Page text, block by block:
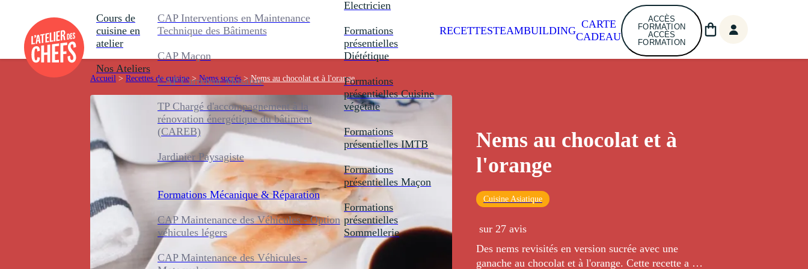
Cours de
cuisine en
atelier
Nos Ateliers
CAP Interventions en Maintenance
Technique des Bâtiments
CAP Maçon
CAP Carreleur Mosaïste
TP Chargé d'accompagnement à la
rénovation énergétique du bâtiment
(CAREB)
Jardinier Paysagiste
Formations Mécanique & Réparation
CAP Maintenance des Véhicules - Option
véhicules légers
CAP Maintenance des Véhicules -
Electricien
Formations
présentielles
Diététique
Formations
présentielles Cuisine
végétale
Formations
présentielles IMTB
Formations
présentielles Maçon
Formations
présentielles
Sommellerie
RECETTESTEAMBUILDING
CARTE
CADEAU
ACCÈS
FORMATION
ACCÈS
FORMATION
Accueil > Recettes de cuisine > Nems sucrés > Nems au chocolat et à l'orange
Nems au chocolat et à
l'orange
Cuisine Asiatique
sur 27 avis
Des nems revisités en version sucrée avec une
ganache au chocolat et à l'orange. Cette recette a été